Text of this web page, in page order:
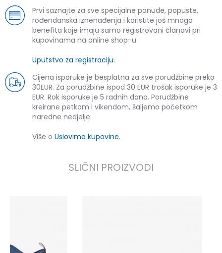
Prvi saznajte za sve specijalne ponude, popuste,
rođendanska iznenađenja i koristite još mnogo
benefita koje imaju samo registrovani članovi pri
kupovinama na online shop-u.
Uputstvo za registraciju.
Cijena isporuke je besplatna za sve porudžbine preko
30EUR. Za porudžbine ispod 30 EUR trošak isporuke je 3
EUR. Rok isporuke je 5 radnih dana. Porudžbine
kreirane petkom i vikendom, šaljemo početkom
naredne nedjelje.
Više o Uslovima kupovine.
SLIČNI PROIZVODI